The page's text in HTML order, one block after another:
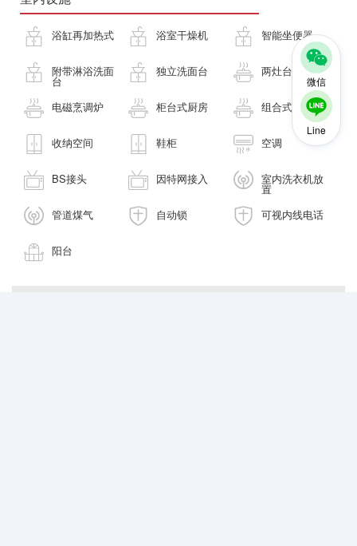
微信
Line
浴缸再加热式 浴室干燥机 智能坐便器
附带淋浴洗面
台
独立洗面台 两灶台
电磁烹调炉 柜台式厨房 组合式厨房
收纳空间 鞋柜 空调
BS接头 因特网接入 室内洗衣机放
置
管道煤气
自动锁 可视内线电话
阳台